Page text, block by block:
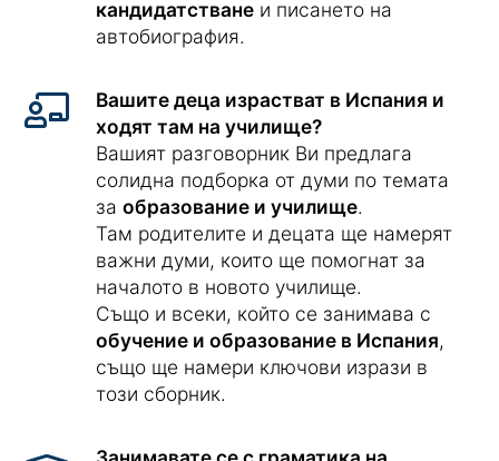
кандидатстване и писането на
автобиография.
Вашите деца израстват в Испания и
ходят там на училище?
Вашият разговорник Ви предлага
солидна подборка от думи по темата
за образование и училище.
Там родителите и децата ще намерят
важни думи, които ще помогнат за
началото в новото училище.
Също и всеки, който се занимава с
обучение и образование в Испания,
също ще намери ключови изрази в
този сборник.